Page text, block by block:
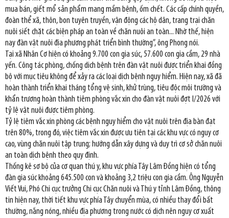
mua bán, giết mổ sản phẩm mang mầm bệnh, ốm chết. Các cấp chính quyền,
đoàn thể xã, thôn, bon tuyên truyền, vận động các hộ dân, trang trại chăn
nuôi siết chặt các biện pháp an toàn về chăn nuôi an toàn... Nhờ thế, hiện
nay đàn vật nuôi địa phương phát triển bình thường”, ông Phong nói.
Tại xã Nhân Cơ hiện có khoảng 9.700 con gia súc, 57.600 con gia cầm, 29 nhà
yến. Công tác phòng, chống dịch bệnh trên đàn vật nuôi được triển khai đồng
bộ với mục tiêu không để xảy ra các loại dịch bệnh nguy hiểm. Hiện nay, xã đã
hoàn thành triển khai tháng tổng vệ sinh, khử trùng, tiêu độc môi trường và
khẩn trương hoàn thành tiêm phòng vắc xin cho đàn vật nuôi đợt I/2026 với
tỷ lệ vật nuôi được tiêm phòng.
Tỷ lệ tiêm vắc xin phòng các bệnh nguy hiểm cho vật nuôi trên địa bàn đạt
trên 80%, trong đó, việc tiêm vắc xin được ưu tiên tại các khu vực có nguy cơ
cao, vùng chăn nuôi tập trung; hướng dẫn xây dựng và duy trì cơ sở chăn nuôi
an toàn dịch bệnh theo quy định.
Thống kê sơ bộ của cơ quan thú y, khu vực phía Tây Lâm Đồng hiện có tổng
đàn gia súc khoảng 645.500 con và khoảng 3,2 triệu con gia cầm. Ông Nguyễn
Viết Vui, Phó Chi cục trưởng Chi cục Chăn nuôi và Thú y tỉnh Lâm Đồng, thông
tin hiện nay, thời tiết khu vực phía Tây chuyển mùa, có nhiều thay đổi bất
thường, nắng nóng, nhiều địa phương trong nước có dịch nên nguy cơ xuất